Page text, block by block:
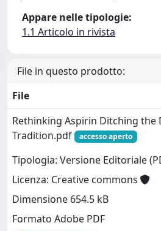
Appare nelle tipologie:
1.1 Articolo in rivista
File in questo prodotto:
File
Rethinking Aspirin Ditching the
Tradition.pdf
accesso aperto
Tipologia: Versione Editoriale
Licenza: Creative commons
Dimensione 654.5 kB
Formato Adobe PDF